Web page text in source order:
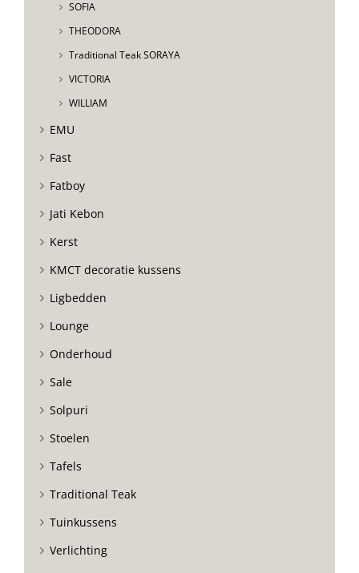
SOFIA
THEODORA
Traditional Teak SORAYA
VICTORIA
WILLIAM
EMU
Fast
Fatboy
Jati Kebon
Kerst
KMCT decoratie kussens
Ligbedden
Lounge
Onderhoud
Sale
Solpuri
Stoelen
Tafels
Traditional Teak
Tuinkussens
Verlichting